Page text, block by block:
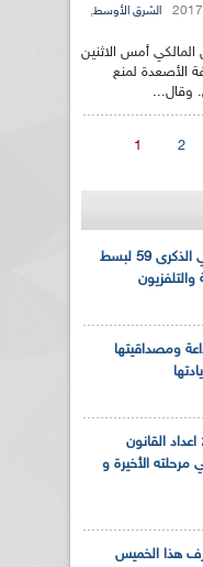
الشرق الأوسط,
أمس الاثنين
الأصعدة لمنع
وقال...
1 2
الإذاعة الجزائرية تحي الذكرى 59 لبسط
والتلفزيون
ومصداقيتها
اعداد القانون
الأخيرة و
هذا الخميس